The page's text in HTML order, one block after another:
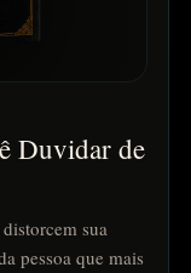
Duvidar de
sua
pessoa que mais